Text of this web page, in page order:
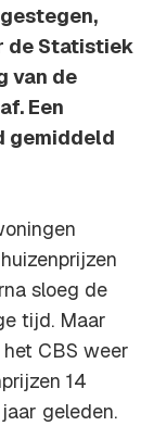
de Statistiek
van de
Een
gemiddeld
sloeg de
tijd. Maar
CBS weer
14
geleden.